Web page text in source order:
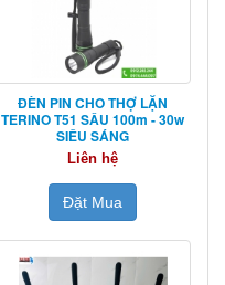
ĐÈN PIN CHO THỢ LẶN
TERINO T51 SÂU 100m - 30w
SIÊU SÁNG
Liên hệ
Đặt Mua